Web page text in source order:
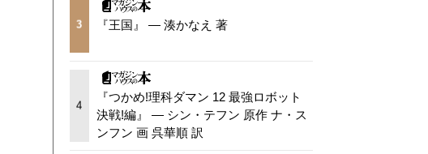
3 『王国』 — 湊かなえ 著
4
『つかめ!理科ダマン 12 最強ロボット
決戦!編』 — シン・テフン 原作 ナ・ス
ンフン 画 呉華順 訳